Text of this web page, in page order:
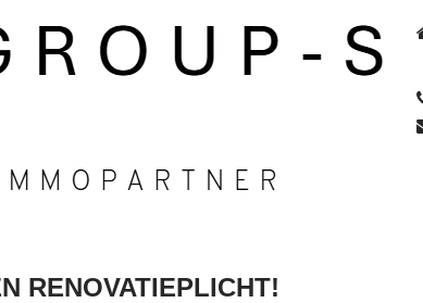
RENOVATIEPLICHT!